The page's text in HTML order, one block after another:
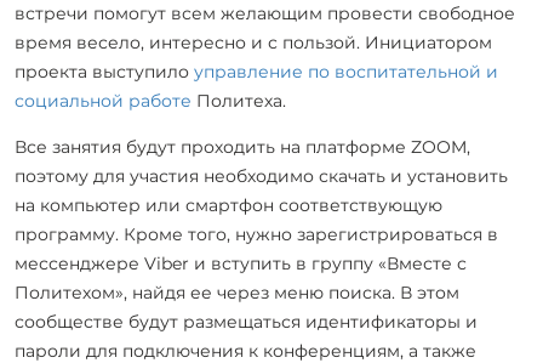
встречи помогут всем желающим провести свободное
время весело, интересно и с пользой. Инициатором
проекта выступило управление по воспитательной и
социальной работе Политеха.
Все занятия будут проходить на платформе ZOOM,
поэтому для участия необходимо скачать и установить
на компьютер или смартфон соответствующую
программу. Кроме того, нужно зарегистрироваться в
мессенджере Viber и вступить в группу «Вместе с
Политехом», найдя ее через меню поиска. В этом
сообществе будут размещаться идентификаторы и
пароли для подключения к конференциям, а также